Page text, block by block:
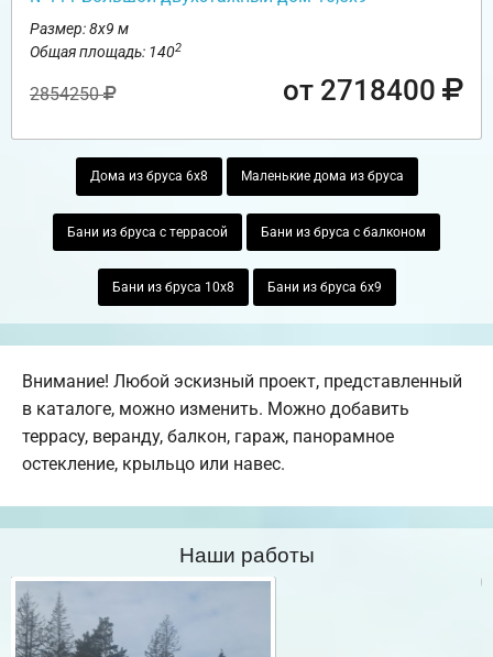
Размер: 8х9 м
Общая площадь: 1402
2854250 от 2718400
Дома из бруса 6х8 Маленькие дома из бруса
Бани из бруса с террасой Бани из бруса с балконом
Бани из бруса 10х8 Бани из бруса 6х9
Внимание! Любой эскизный проект, представленный
в каталоге, можно изменить. Можно добавить
террасу, веранду, балкон, гараж, панорамное
остекление, крыльцо или навес.
Наши работы